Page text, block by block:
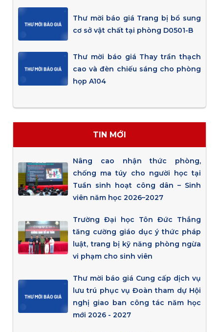
Thư mời báo giá Trang bị bổ sung
cơ sở vật chất tại phòng D0501-B
Thư mời báo giá Thay trần thạch
cao và đèn chiếu sáng cho phòng
họp A104
TIN MỚI
Nâng cao nhận thức phòng,
chống ma túy cho người học tại
Tuần sinh hoạt công dân – Sinh
viên năm học 2026–2027
Trường Đại học Tôn Đức Thắng
tăng cường giáo dục ý thức pháp
luật, trang bị kỹ năng phòng ngừa
vi phạm cho sinh viên
Thư mời báo giá Cung cấp dịch vụ
lưu trú phục vụ Đoàn tham dự Hội
nghị giao ban công tác năm học
mới 2026 - 2027